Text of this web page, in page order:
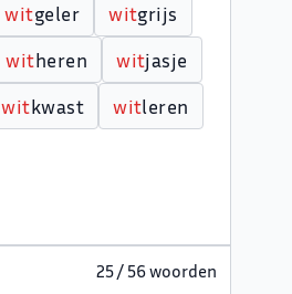
witgeler witgrijs
witheren witjasje
witkwast witleren
25 / 56 woorden